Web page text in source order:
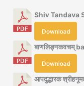
Shiv Tandava
Download
बाणलिङ्गकवचम्
Download
आपदुद्धारक